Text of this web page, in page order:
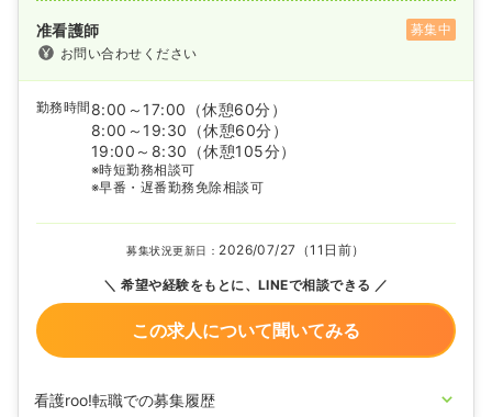
准看護師
募集中
お問い合わせください
勤務時間 8:00～17:00
（休憩60分）
8:00～19:30
（休憩60分）
19:00～8:30
（休憩105分）
※時短勤務相談可
※早番・遅番勤務免除相談可
募集状況更新日： 2026/07/27（11日前）
希望や経験をもとに、LINEで相談できる
この求人について聞いてみる
看護roo!転職での募集履歴